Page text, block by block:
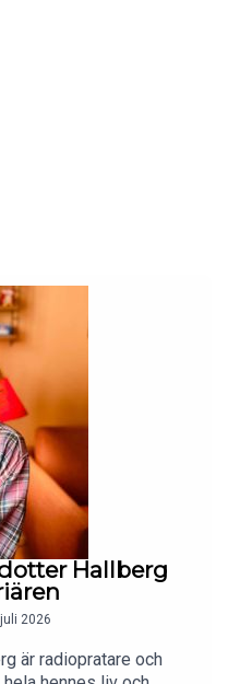
Hallberg
2026
är radiopratare och